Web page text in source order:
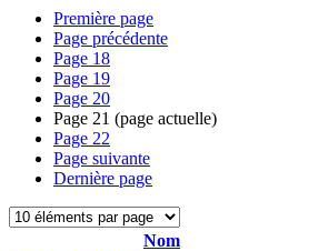
Première page
Page précédente
Page 18
Page 19
Page 20
Page 21 (page actuelle)
Page 22
Page suivante
Dernière page
Nom